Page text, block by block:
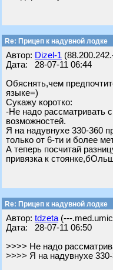
Re: Прицеп к надувной лодке
Автор: Dizel-1
Дата: 28-07-11 06:44
Обяснять,чем
языке=)
Сукажу коротко:
-Не надо рассматривать
возможностей.
Я на надувнухе 330-360
только от 6-ти и более
А теперь посчитай
привязка к
Re: Прицеп к надувной лодке
Автор: tdzeta (---
Дата: 28-07-11 06:50
>>>> Не надо
>>>> Я на надувнухе